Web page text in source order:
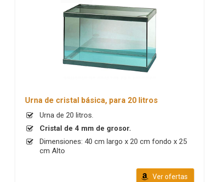
Urna de cristal básica, para 20 litros
Urna de 20 litros.
Cristal de 4 mm de grosor.
Dimensiones: 40 cm largo x 20 cm fondo x 25
cm Alto
Ver ofertas